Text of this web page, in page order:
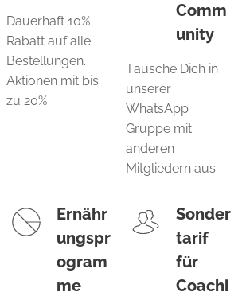
Dauerhaft 10%
Rabatt auf alle
Bestellungen.
Aktionen mit bis
zu 20%
Comm
unity
Tausche Dich in
unserer
WhatsApp
Gruppe mit
anderen
Mitgliedern aus.
Ernähr
ungspr
ogram
me
Sonder
tarif
für
Coachi